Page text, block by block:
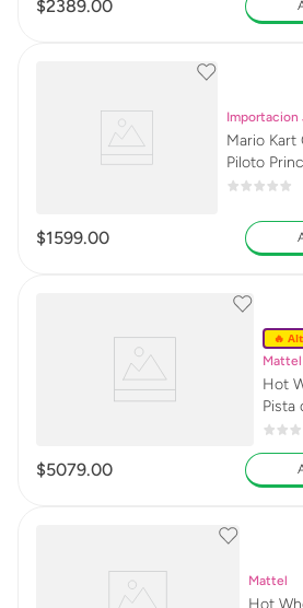
$2389.00
Importacion
Mario Kart
Piloto
$1599.00
🔥
Mattel
Hot
Pista
$5079.00
Mattel
Hot